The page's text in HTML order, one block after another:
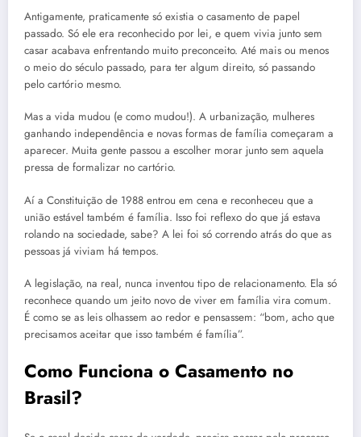
Antigamente, praticamente só existia o casamento de papel
passado. Só ele era reconhecido por lei, e quem vivia junto sem
casar acabava enfrentando muito preconceito. Até mais ou menos
o meio do século passado, para ter algum direito, só passando
pelo cartório mesmo.
Mas a vida mudou (e como mudou!). A urbanização, mulheres
ganhando independência e novas formas de família começaram a
aparecer. Muita gente passou a escolher morar junto sem aquela
pressa de formalizar no cartório.
Aí a Constituição de 1988 entrou em cena e reconheceu que a
união estável também é família. Isso foi reflexo do que já estava
rolando na sociedade, sabe? A lei foi só correndo atrás do que as
pessoas já viviam há tempos.
A legislação, na real, nunca inventou tipo de relacionamento. Ela só
reconhece quando um jeito novo de viver em família vira comum.
É como se as leis olhassem ao redor e pensassem: “bom, acho que
precisamos aceitar que isso também é família”.
Como Funciona o Casamento no
Brasil?